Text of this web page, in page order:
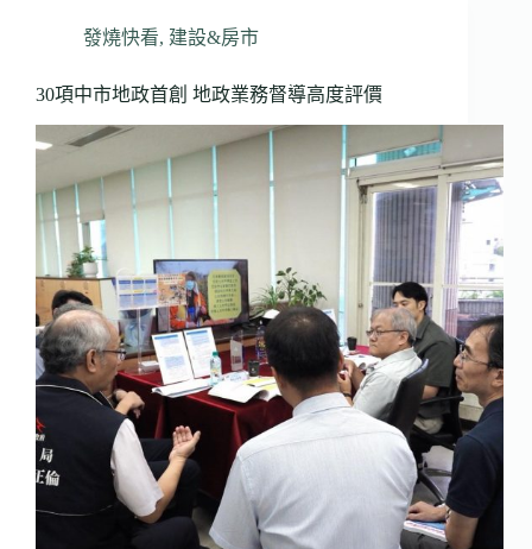
發燒快看, 建設&房市
30項中市地政首創 地政業務督導高度評價